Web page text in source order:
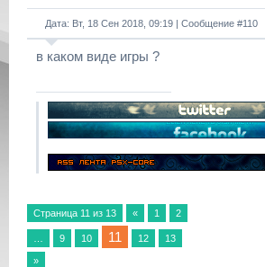
Дата: Вт, 18 Сен 2018, 09:19 | Сообщение #110
в каком виде игры ?
Страница 11 из 13 « 1 2
9 10 11 12 13
»